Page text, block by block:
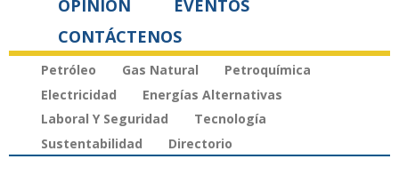
OPINIÓN
EVENTOS
CONTÁCTENOS
Petróleo Gas Natural
Petroquímica
Electricidad
Energías Alternativas
Laboral Y Seguridad
Tecnología
Sustentabilidad
Directorio